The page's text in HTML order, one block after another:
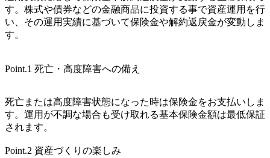
す。株式や債券などの金融商品に投資する事で資産運用を行
い、その運用実績に基づいて保険金や解約返戻金が変動しま
す。
Point.1 死亡・高度障害への備え
死亡または高度障害状態になった時は保険金をお支払いしま
す。運用が不調な場合も受け取れる基本保険金額は最低保証
されます。
Point.2 資産づくりの楽しみ